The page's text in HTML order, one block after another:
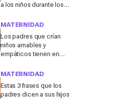
a los niños durante los
coche, tren o avión
MATERNIDAD
Los padres que crían
niños amables y
empáticos tienen en
según un experto en
MATERNIDAD
Estas 3 frases que los
padres dicen a sus hijos